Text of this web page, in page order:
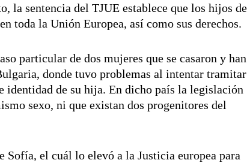
la sentencia del TJUE establece que los hijos de
toda la Unión Europea, así como sus derechos.
particular de dos mujeres que se casaron y han
donde tuvo problemas al intentar tramitar
de su hija. En dicho país la legislación
sexo, ni que existan dos progenitores del
Sofía, el cuál lo elevó a la Justicia europea para